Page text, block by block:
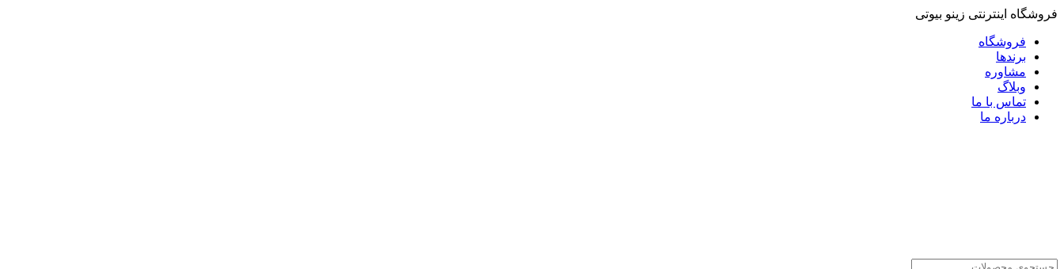
فروشگاه اینترنتی زینو بیوتی
فروشگاه
برندها
مشاوره
وبلاگ
تماس با ما
درباره ما